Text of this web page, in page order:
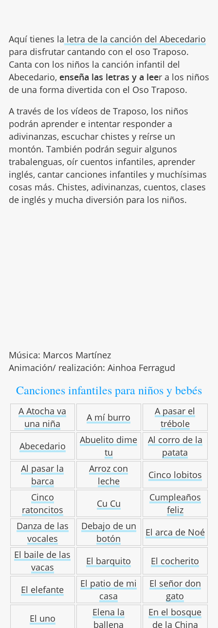
Aquí tienes la letra de la canción del Abecedario
para disfrutar cantando con el oso Traposo.
Canta con los niños la canción infantil del
Abecedario, enseña las letras y a leer a los niños
de una forma divertida con el Oso Traposo.
A través de los vídeos de Traposo, los niños
podrán aprender e intentar responder a
adivinanzas, escuchar chistes y reírse un
montón. También podrán seguir algunos
trabalenguas, oír cuentos infantiles, aprender
inglés, cantar canciones infantiles y muchísimas
cosas más. Chistes, adivinanzas, cuentos, clases
de inglés y mucha diversión para los niños.
Música: Marcos Martínez
Animación/ realización: Ainhoa Ferragud
Canciones infantiles para niños y bebés
A Atocha va
una niña
A mí burro
A pasar el
trébole
Abecedario
Abuelito dime
tu
Al corro de la
patata
Al pasar la
barca
Arroz con
leche
Cinco lobitos
Cinco
ratoncitos
Cu Cu
Cumpleaños
feliz
Danza de las
vocales
Debajo de un
botón
El arca de Noé
El baile de las
vacas
El barquito El cocherito
El elefante
El patio de mi
casa
El señor don
gato
El uno
Elena la
ballena
En el bosque
de la China